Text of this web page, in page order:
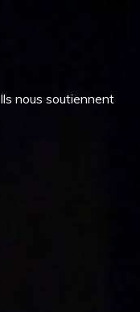
Ils nous soutiennent